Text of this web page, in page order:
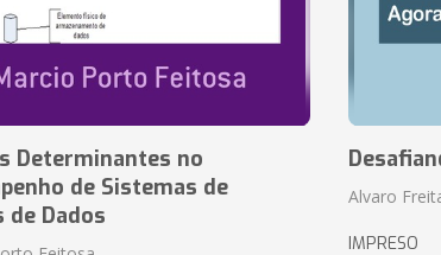
Determinantes no
de Sistemas de
de Dados
Alvaro
IMPRESO